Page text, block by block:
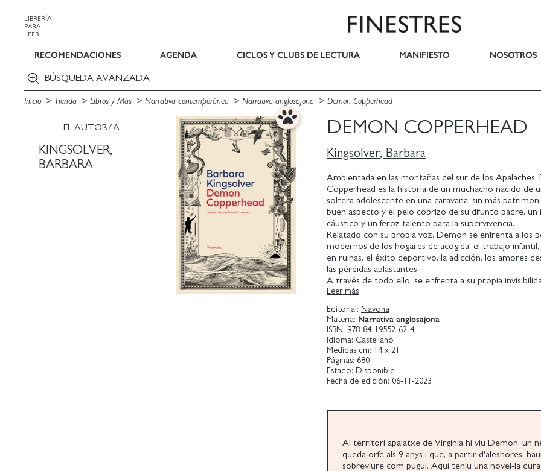
LIBRERÍA
PARA
LEER
RECOMENDACIONES AGENDA CICLOS Y CLUBS DE LECTURA MANIFIESTO NOSOTROS
BÚSQUEDA AVANZADA
Inicio Tienda Libros y Más Narrativa contemporánea Narrativa anglosajona Demon Copperhead
EL AUTOR/A
KINGSOLVER,
BARBARA
DEMON COPPERHEAD
Kingsolver, Barbara
Ambientada en las montañas del sur de los Apalaches,
Copperhead es la historia de un muchacho nacido de
soltera adolescente en una caravana, sin más
buen aspecto y el pelo cobrizo de su difunto padre, un
cáustico y un feroz talento para la supervivencia.
Relatado con su propia voz, Demon se enfrenta a los
modernos de los hogares de acogida, el trabajo infantil,
en ruinas, el éxito deportivo, la adicción, los amores
las pérdidas aplastantes.
A través de todo ello, se enfrenta a su propia
cultura popular en la que incluso los superhéroes han
Hace muchas generaciones, Charles Dickens escribió
Copperfield a partir de su experiencia como
pobreza institucional y sus daños en los niños de su
Esos problemas aún no se han resuelto en la nuestra.
Dickens no es un requisito indispensable para los
novela, pero le sirvió de inspiración.
Al trasladar una novela épica victoriana al Sur de
Leer más
Editorial: Navona
Materia: Narrativa anglosajona
ISBN: 978-84-19552-62-4
Idioma: Castellano
Medidas cm: 14 x 21
Páginas: 680
Estado: Disponible
Fecha de edición: 06-11-2023
Al territori apalatxe de Virginia hi viu Demon, un
queda orfe als 9 anys i que, a partir d'aleshores,
sobreviure com pugui. Aquí teniu una novel-la